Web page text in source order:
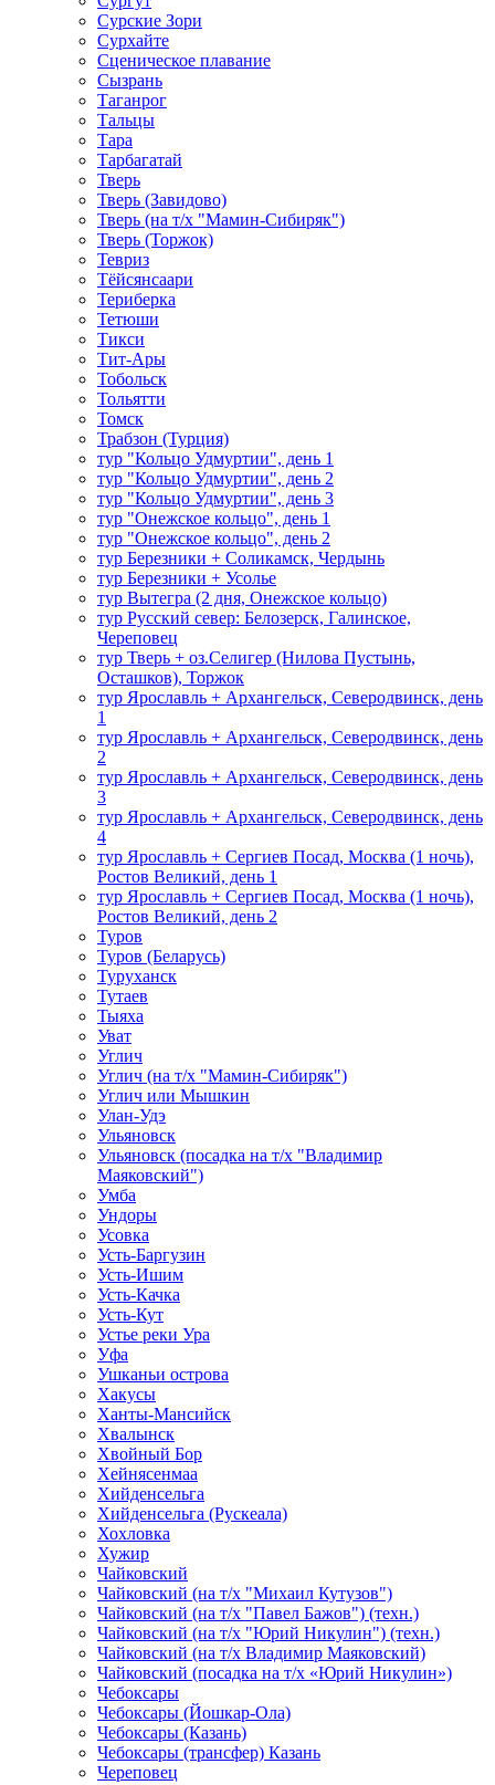
Сурские Зори
Сурхайте
Сценическое плавание
Сызрань
Таганрог
Тальцы
Тара
Тарбагатай
Тверь
Тверь (Завидово)
Тверь (на т/х "Мамин-Сибиряк")
Тверь (Торжок)
Тевриз
Тёйсянсаари
Териберка
Тетюши
Тикси
Тит-Ары
Тобольск
Тольятти
Томск
Трабзон (Турция)
тур "Кольцо Удмуртии", день 1
тур "Кольцо Удмуртии", день 2
тур "Кольцо Удмуртии", день 3
тур "Онежское кольцо", день 1
тур "Онежское кольцо", день 2
тур Березники + Соликамск, Чердынь
тур Березники + Усолье
тур Вытегра (2 дня, Онежское кольцо)
тур Русский север: Белозерск, Галинское,
Череповец
тур Тверь + оз.Селигер (Нилова Пустынь,
Осташков), Торжок
тур Ярославль + Архангельск, Северодвинск, день
1
тур Ярославль + Архангельск, Северодвинск, день
2
тур Ярославль + Архангельск, Северодвинск, день
3
тур Ярославль + Архангельск, Северодвинск, день
4
тур Ярославль + Сергиев Посад, Москва (1 ночь),
Ростов Великий, день 1
тур Ярославль + Сергиев Посад, Москва (1 ночь),
Ростов Великий, день 2
Туров
Туров (Беларусь)
Туруханск
Тутаев
Тыяха
Уват
Углич
Углич (на т/х "Мамин-Сибиряк")
Углич или Мышкин
Улан-Удэ
Ульяновск
Ульяновск (посадка на т/х "Владимир
Маяковский")
Умба
Ундоры
Усовка
Усть-Баргузин
Усть-Ишим
Усть-Качка
Усть-Кут
Устье реки Ура
Уфа
Ушканьи острова
Хакусы
Ханты-Мансийск
Хвалынск
Хвойный Бор
Хейнясенмаа
Хийденсельга
Хийденсельга (Рускеала)
Хохловка
Хужир
Чайковский
Чайковский (на т/х "Михаил Кутузов")
Чайковский (на т/х "Павел Бажов") (техн.)
Чайковский (на т/х "Юрий Никулин") (техн.)
Чайковский (на т/х Владимир Маяковский)
Чайковский (посадка на т/х «Юрий Никулин»)
Чебоксары
Чебоксары (Йошкар-Ола)
Чебоксары (Казань)
Чебоксары (трансфер) Казань
Череповец